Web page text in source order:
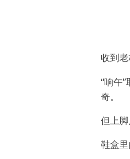
收到
“响午
奇。
但上
鞋盒